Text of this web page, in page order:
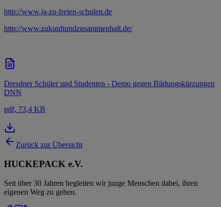
http://www.ja-zu-freien-schulen.de
http://www.zukunftundzusammenhalt.de/
Dresdner Schüler und Studenten - Demo gegen Bildungskürzungen
DNN
pdf, 73,4 KB
Zurück zur Übersicht
HUCKEPACK e.V.
Seit über 30 Jahren begleiten wir junge Menschen dabei, ihren
eigenen Weg zu gehen.